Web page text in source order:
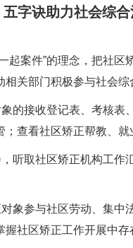
字诀助力社会综合
案件”的理念，把社区
关部门积极参与社会综
接收登记表、考核表
查看社区矫正帮教、
取社区矫正机构工作
参与社区劳动、集中
社区矫正工作开展中